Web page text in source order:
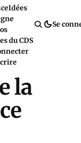
Idées
du CDS
Se
la